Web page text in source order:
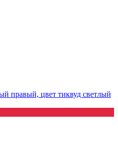
правый, цвет тиквуд светлый